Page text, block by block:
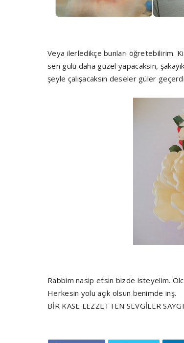
Veya ilerledikçe bunları öğretebilirim.
sen gülü daha güzel yapacaksın,
şeyle çalışacaksın deseler güler
Rabbim nasip etsin bizde isteyelim.
Herkesin yolu açık olsun benimde inş.
BİR KASE LEZZETTEN SEVGİLER